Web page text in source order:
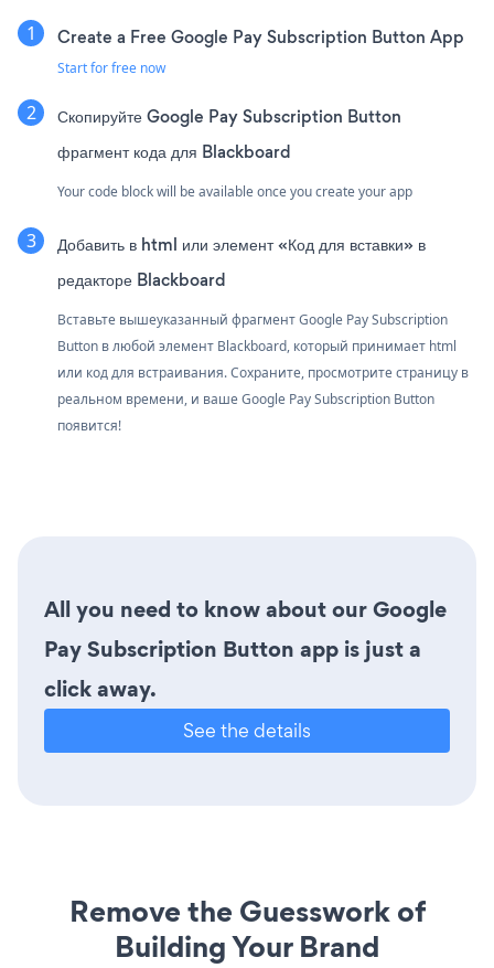
Create a Free Google Pay Subscription Button App
Start for free now
Скопируйте Google Pay Subscription Button
фрагмент кода для Blackboard
Your code block will be available once you create your app
Добавить в html или элемент «Код для вставки» в
редакторе Blackboard
Вставьте вышеуказанный фрагмент Google Pay Subscription
Button в любой элемент Blackboard, который принимает html
или код для встраивания. Сохраните, просмотрите страницу в
реальном времени, и ваше Google Pay Subscription Button
появится!
All you need to know about our Google
Pay Subscription Button app is just a
click away.
See the details
Remove the Guesswork of
Building Your Brand